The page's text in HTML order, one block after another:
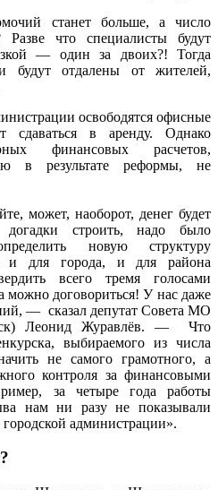
станет больше, а число
Разве что специалисты будут
— один за двоих?! Тогда
будут отдалены от жителей,
освободятся офисные
сдаваться в аренду. Однако
финансовых расчетов,
в результате реформы, не
может, наоборот, денег будет
догадки строить, надо было
новую структуру
и для города, и для района
всего тремя голосами
можно договориться! У нас даже
— сказал депутат Совета МО
Леонид Журавлёв. — Что
выбираемого из числа
не самого грамотного, а
контроля за финансовыми
за четыре года работы
нам ни разу не показывали
администрации».